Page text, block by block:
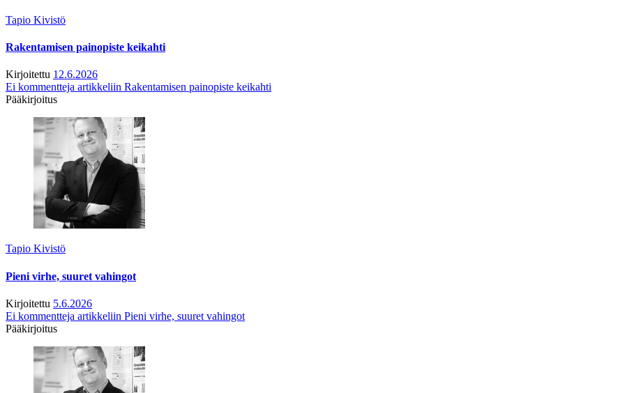
Tapio Kivistö
Rakentamisen painopiste keikahti
Kirjoitettu 12.6.2026
Ei kommentteja artikkeliin Rakentamisen painopiste keikahti
Pääkirjoitus
Tapio Kivistö
Pieni virhe, suuret vahingot
Kirjoitettu 5.6.2026
Ei kommentteja artikkeliin Pieni virhe, suuret vahingot
Pääkirjoitus